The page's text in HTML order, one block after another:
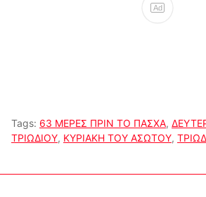
Ad
Tags: 63 ΜΕΡΕΣ ΠΡΙΝ ΤΟ ΠΑΣΧΑ,
ΤΡΙΩΔΙΟΥ, ΚΥΡΙΑΚΗ ΤΟΥ ΑΣΩΤΟΥ,